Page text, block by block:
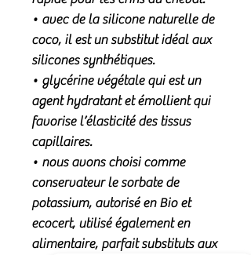
• avec de la silicone naturelle de
coco, il est un substitut idéal aux
silicones synthétiques.
• glycérine végétale qui est un
agent hydratant et émollient qui
favorise l’élasticité des tissus
capillaires.
• nous avons choisi comme
conservateur le sorbate de
potassium, autorisé en Bio et
ecocert, utilisé également en
alimentaire, parfait substituts aux